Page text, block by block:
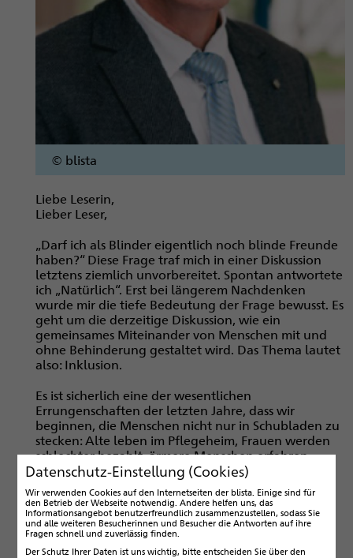
© blista
Liebe Leserin,
Lieber Leser,
„Darf ich als Blinder eigentlich noch blinde Freunde
haben?“ Diese Frage traf mich in einer Diskussion
letztens ziemlich unvorbereitet. Spontan antwortete
ich „Natürlich“. Erst bei längerem Nachdenken
wurde mir die tiefe Bedeutung der Frage bewusst. Es
geht um die derzeitige Diskussion, wie ein
gemeinsames Miteinander von Menschen mit und
ohne Behinderung gestaltet wird. Das Thema lautet
also: Inklusion.
Es ist sicherlich eine der wesentlichen
Errungenschaften der letzten Jahre, dass wir
beginnen, die Menschen nicht nur in Schubladen zu
stecken: Alte leben im Pflegeheim, Frauen werden
schlechter bezahlt, ärmere Menschen erfahren
weniger Bildung und Menschen mit einer
Behinderung kommen in eine Spezialeinrichtung.
Solche Zuweisungen akzeptieren wir nicht mehr als
selbstverständlich. Ein neues, buntes und
gleichberechtigtes Miteinander gilt es, in offenen
Diskussionen zu gestalten.
Datenschutz-Einstellung (Cookies)
Wir verwenden Cookies auf den Internetseiten der blista. Einige sind für
den Betrieb der Webseite notwendig. Andere helfen uns, das
Informationsangebot benutzerfreundlich zusammenzustellen, sodass Sie
und alle weiteren Besucherinnen und Besucher die Antworten auf ihre
Fragen schnell und zuverlässig finden.
Der Schutz Ihrer Daten ist uns wichtig, bitte entscheiden Sie über den